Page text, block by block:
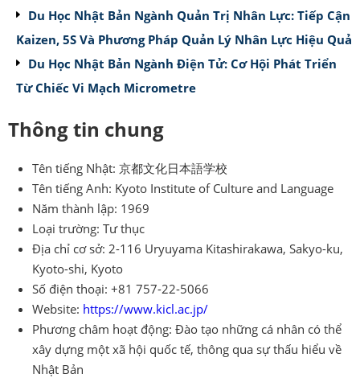
Du Học Nhật Bản Ngành Quản Trị Nhân Lực: Tiếp Cận
Kaizen, 5S Và Phương Pháp Quản Lý Nhân Lực Hiệu Quả
Du Học Nhật Bản Ngành Điện Tử: Cơ Hội Phát Triển
Từ Chiếc Vi Mạch Micrometre
Thông tin chung
Tên tiếng Nhật: 京都文化日本語学校
Tên tiếng Anh: Kyoto Institute of Culture and Language
Năm thành lập: 1969
Loại trường: Tư thục
Địa chỉ cơ sở: 2-116 Uryuyama Kitashirakawa, Sakyo-ku,
Kyoto-shi, Kyoto
Số điện thoại: +81 757-22-5066
Website: https://www.kicl.ac.jp/
Phương châm hoạt động: Đào tạo những cá nhân có thể
xây dựng một xã hội quốc tế, thông qua sự thấu hiểu về
Nhật Bản